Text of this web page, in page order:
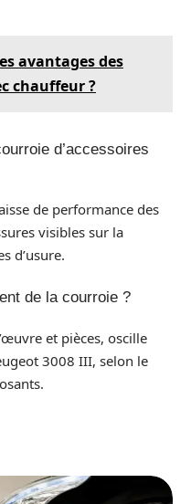
avantages des
chauffeur ?
d’accessoires
de performance des
visibles sur la
d’usure.
de la courroie ?
et pièces, oscille
3008 III, selon le